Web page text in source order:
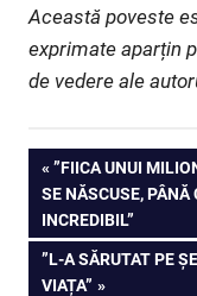
Această poveste
exprimate aparțin
de vedere ale
Navigare
în
articole
PREVIOUS
POST:
”FIICA UNUI
SE NĂSCUSE, PÂNĂ
INCREDIBIL”
NEXT
POST:
”L-A SĂRUTAT PE
VIAȚA”